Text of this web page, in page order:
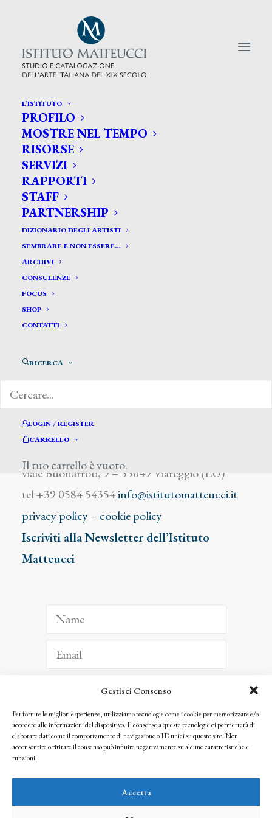
Gestisci Consenso
Per fornire le migliori esperienze, utilizziamo tecnologie come i cookie per memorizzare e/o
accedere alle informazioni del dispositivo. Il consenso a queste tecnologie ci permetterà di
elaborare dati come il comportamento di navigazione o ID unici su questo sito. Non
acconsentire o ritirare il consenso può influire negativamente su alcune caratteristiche e
funzioni.
Accetta
L’ISTITUTO
PROFILO
MOSTRE NEL TEMPO
RISORSE
SERVIZI
RAPPORTI
STAFF
PARTNERSHIP
DIZIONARIO DEGLI ARTISTI
SEMBRARE E NON ESSERE…
ARCHIVI
CONSULENZE
FOCUS
SHOP
CONTATTI
RICERCA
LOGIN / REGISTER
CARRELLO
Il tuo carrello è vuoto.
CERCA TRA GLI ARTISTI:
Search
for:
Bentivegna
viale Buonarroti, 9 – 55049 Viareggio (LU)
tel +39 0584 54354info@istitutomatteucci.it
privacy policy– cookie policy
Iscriviti alla Newsletter dell’Istituto
Matteucci
ISCRIVITI
Facendo clic per iscriverti, riconosci che le tue informazioni saranno trattate
seguendo la nostra Privacy Policy
© 2025 Istituto Matteucci. All right reserved
l’autorizzazione scritta dei proprietari dei diritti e dell’Istituto Matteucci